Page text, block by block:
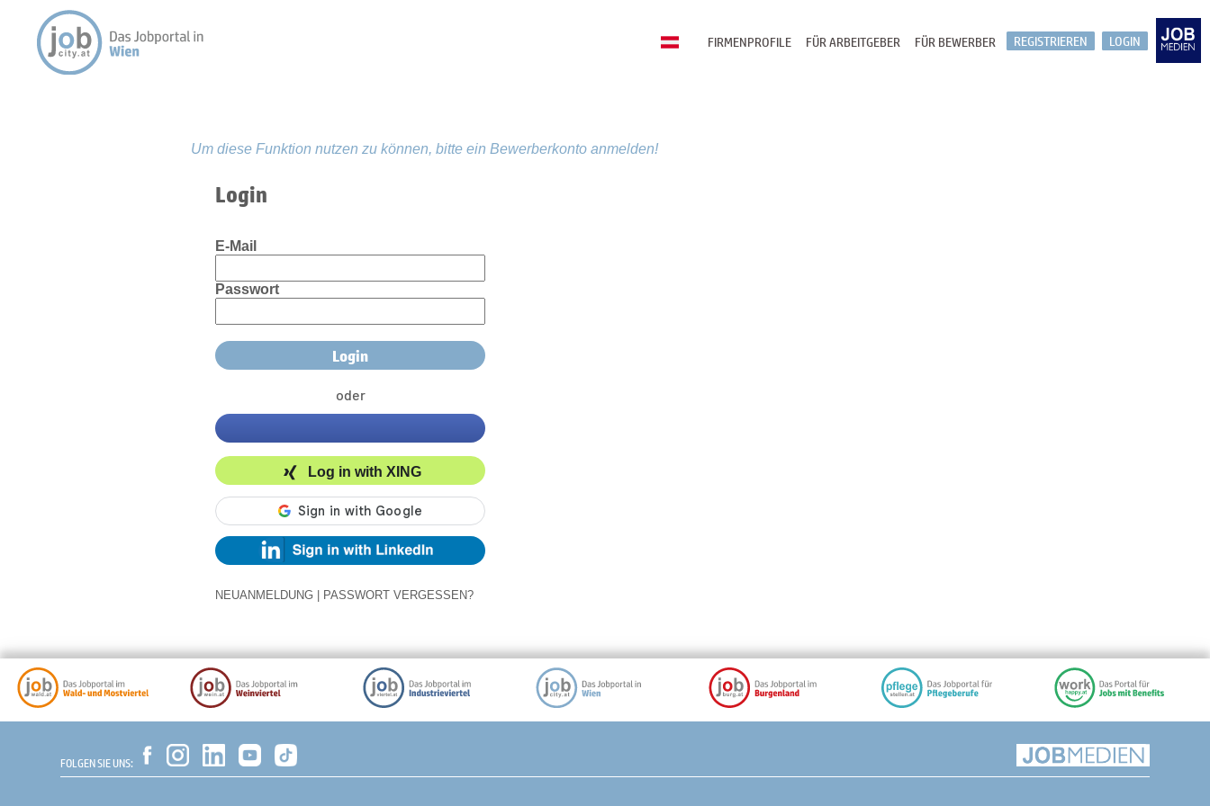
LOGIN
REGISTRIEREN
FÜR BEWERBER
FÜR ARBEITGEBER
FIRMENPROFILE
Um diese Funktion nutzen zu können, bitte ein Bewerberkonto anmelden!
Login
E-Mail
Passwort
oder
Log in with XING
NEUANMELDUNG PASSWORT VERGESSEN?
FOLGEN SIE UNS: